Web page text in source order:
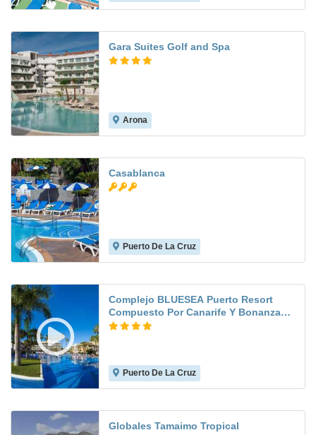
Gara Suites Golf and Spa
Arona
Casablanca
Puerto De La Cruz
Complejo BLUESEA Puerto Resort
Compuesto Por Canarife Y Bonanza
Palace
Puerto De La Cruz
Globales Tamaimo Tropical